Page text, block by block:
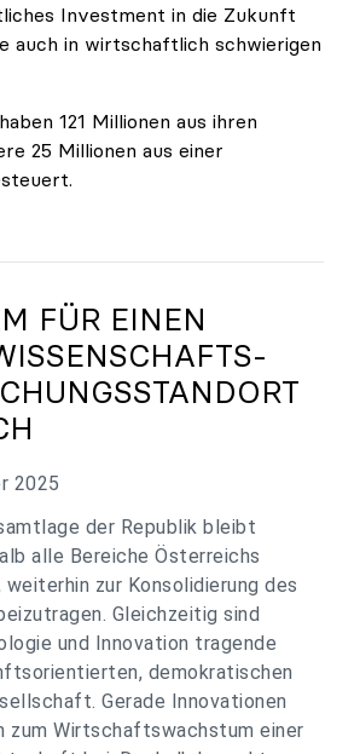
Investment in die Zukunft
auch in wirtschaftlich schwierigen
121 Millionen aus ihren
25 Millionen aus einer
Universitäten
FÜR EINEN
2025
der Republik bleibt
alle Bereiche Österreichs
zur Konsolidierung des
Gleichzeitig sind
und Innovation tragende
demokratischen
Gerade Innovationen
zum Wirtschaftswachstum einer